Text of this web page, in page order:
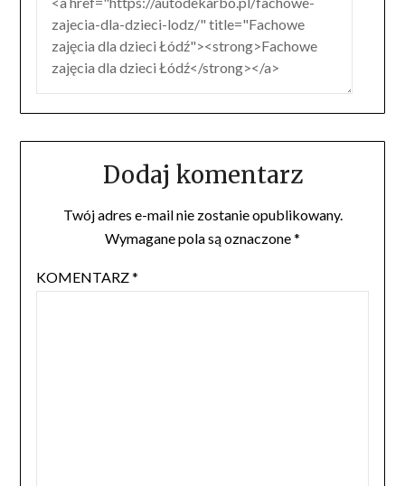
Dodaj komentarz
Twój adres e-mail nie zostanie opublikowany.
Wymagane pola są oznaczone*
KOMENTARZ*